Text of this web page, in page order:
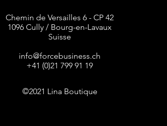
Chemin de Versailles 6 - CP 42
1096 Cully / Bourg-en-Lavaux
Suisse
info@forcebusiness.ch
+41 (0)21 799 91 19
©2021 Lina Boutique